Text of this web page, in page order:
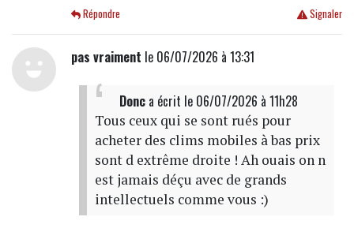
Signaler
Répondre
pas vraiment le 06/07/2026 à 13:31
Donca écrit le 06/07/2026 à 11h28
Tous ceux qui se sont rués pour
acheter des clims mobiles à bas prix
sont d extrême droite ! Ah ouais on n
est jamais déçu avec de grands
intellectuels comme vous :)